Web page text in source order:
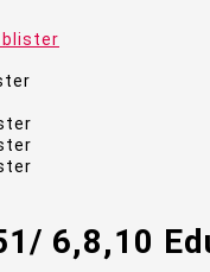
blister
6,8,10